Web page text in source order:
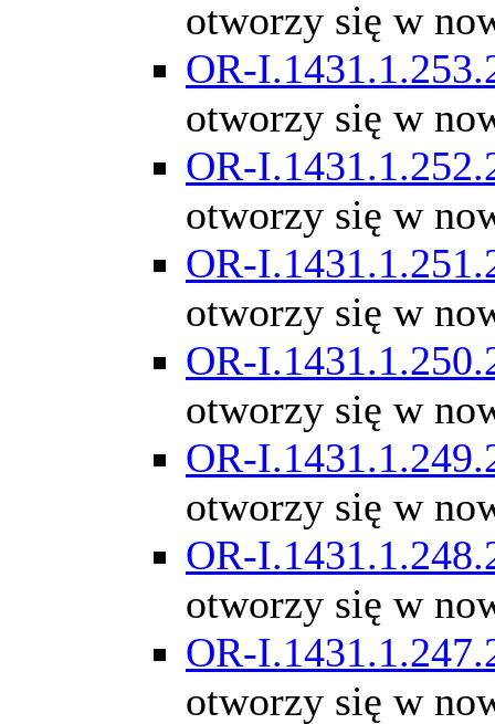
otworzy się w
OR-
otworzy się w
OR-
otworzy się w
OR-
otworzy się w
OR-
otworzy się w
OR-
otworzy się w
OR-
otworzy się w
OR-
otworzy się w